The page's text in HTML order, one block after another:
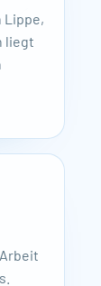
Lippe,
liegt